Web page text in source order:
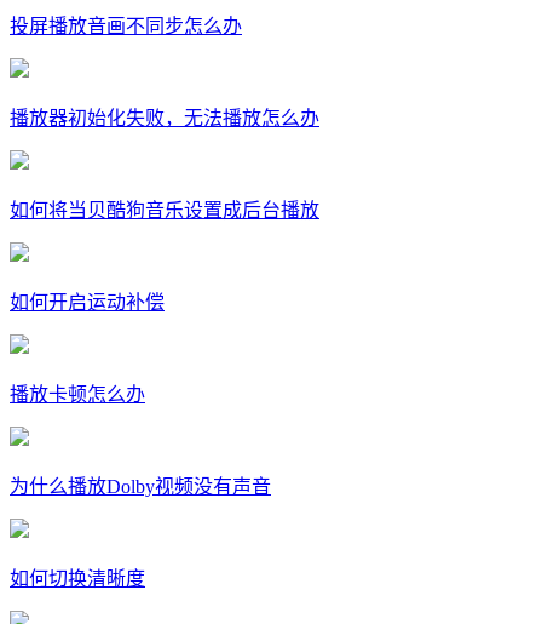
投屏播放音画不同步怎么办
播放器初始化失败，无法播放怎么办
如何将当贝酷狗音乐设置成后台播放
如何开启运动补偿
播放卡顿怎么办
为什么播放Dolby视频没有声音
如何切换清晰度